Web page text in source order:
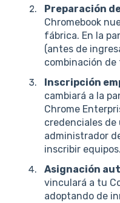
Preparación
Chromebook
fábrica. En la
(antes de
combinación de
Inscripción
cambiará a la
Chrome
credenciales
administrador
inscribir equipos.
Asignación
vinculará a tu
adoptando de